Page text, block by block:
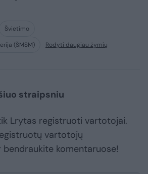
Švietimo
(ŠMSM)
Rodyti daugiau žymių
straipsniu
Lrytas registruoti vartotojai.
vartotojų
komentaruose!